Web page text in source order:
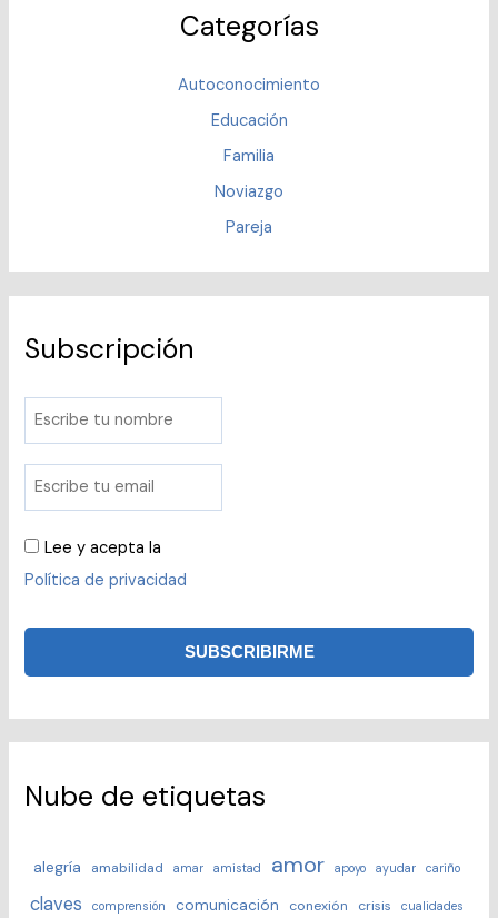
Categorías
Autoconocimiento
Educación
Familia
Noviazgo
Pareja
Subscripción
Lee y acepta la
Política de privacidad
Nube de etiquetas
alegría amabilidad amar amistad amor apoyo ayudar cariño
claves comprensión comunicación conexión crisis cualidades